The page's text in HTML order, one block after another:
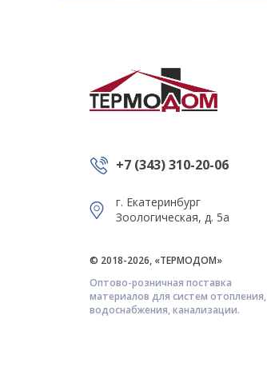
+7 (343) 310-20-06
г. Екатеринбург
Зоологическая, д. 5а
© 2018-2026, «ТЕРМОДОМ»
Оптово-розничная поставка
материалов для систем отопления,
водоснабжения, канализации.